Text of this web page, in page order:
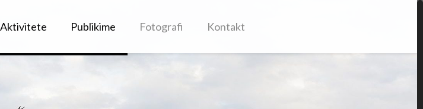
Aktivitete Publikime Fotografi Kontakt